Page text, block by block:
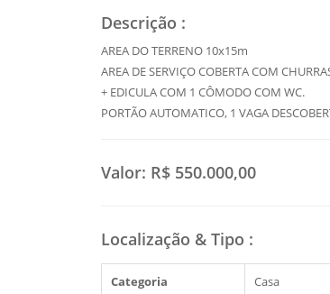
Descrição :
AREA DO TERRENO 10x15m
AREA DE SERVIÇO COBERTA COM
+ EDICULA COM 1 CÔMODO COM WC.
PORTÃO AUTOMATICO, 1 VAGA
Valor: R$ 550.000,00
Localização & Tipo :
Categoria Casa